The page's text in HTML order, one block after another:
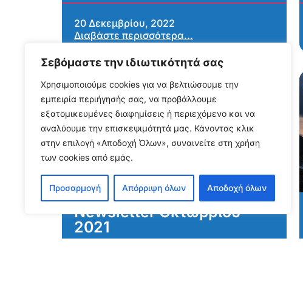
Σεβόμαστε την ιδιωτικότητά σας
Χρησιμοποιούμε cookies για να βελτιώσουμε την
εμπειρία περιήγησής σας, να προβάλλουμε
εξατομικευμένες διαφημίσεις ή περιεχόμενο και να
αναλύουμε την επισκεψιμότητά μας. Κάνοντας κλικ
στην επιλογή «Αποδοχή Όλων», συναινείτε στη χρήση
των cookies από εμάς.
Προσαρμογή Απόρριψη όλων Αποδοχή όλων
20 Δεκεμβρίου, 2022
Διαβάστε περισσότερα...
Ενημερωτικά Δελτία, Νέα
Newsletter Οκτωβρίου
2021